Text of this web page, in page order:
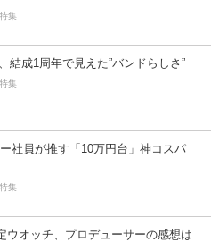
集
結成1周年で見えた”バンドらしさ”
集
ー社員が推す「10万円台」神コスパ
集
ウオッチ、プロデューサーの感想は